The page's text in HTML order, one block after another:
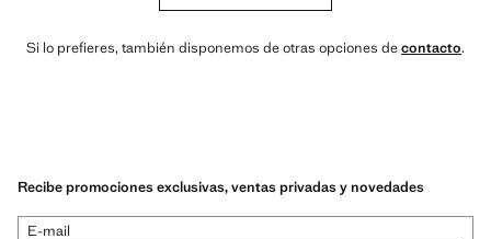
Si lo prefieres, también disponemos de otras opciones decontacto.
Recibe promociones exclusivas, ventas privadas y novedades
E-mail